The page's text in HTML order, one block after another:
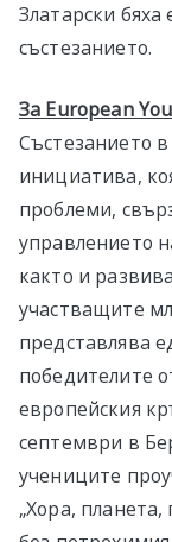
Златарски
състезанието.
За European
Състезанието
инициатива,
проблеми,
управлението
както и
участващите
представлява
победителите
европейския
септември в
учениците
„Хора,